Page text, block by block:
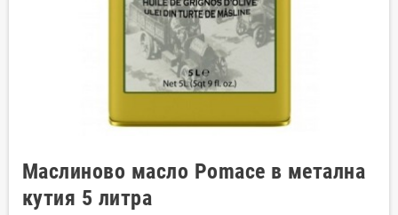
Маслиново масло Pomace в метална
кутия 5 литра